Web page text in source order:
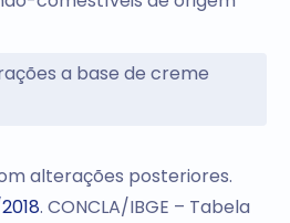
a base de creme
alterações posteriores.
. CONCLA/IBGE – Tabela